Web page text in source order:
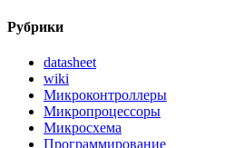
Рубрики
datasheet
wiki
Микроконтроллеры
Микропроцессоры
Микросхема
Программирование